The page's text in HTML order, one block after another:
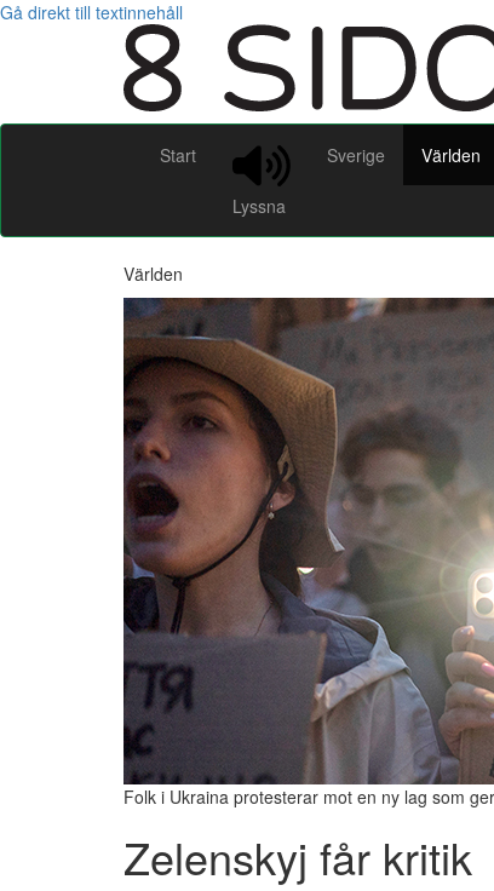
Gå direkt till textinnehåll
Start
Lyssna
Sverige Världen
Världen
Folk i Ukraina protesterar mot en ny lag som
Zelenskyj får kritik